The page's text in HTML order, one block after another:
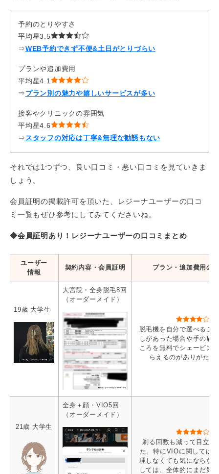
予約のとりやすさ
平均星3.5
​⇒WEB予約できず不便&土日がとりづらい
プランや追加費用
平均星4.1
⇒プラン別の魅力や嬉しいサービスが多い
接客やクリニックの雰囲気
平均星4.6
⇒ スタッフの対応は丁寧&無理な勧誘もない
それでは1つずつ、良い口コミ・悪い口コミを見ていきま
しょう。
会員証明の掲載許可を頂いた、レジーナユーザーの口コ
ミ一覧もぜひ参考にしてみてくださいね。
◆会員証明あり！レジーナユーザーの口コミまとめ
ユーザー
情報
契約内容・会員証明 プラン・追加費用の
19歳 大学生
大宮院・全身脱毛8回
（オーダーメイド）
脱毛機を自分で選べるこ
しがあった場合や手の届
ころを無料でシェービン
らえるのがありがたか
21歳 大学生
全身＋顔・VIO5回
（オーダーメイド）
剃る回数も減って目立た
た。特にVIOに関しては
理しなくても気にならな
しては、全体的にまだ気